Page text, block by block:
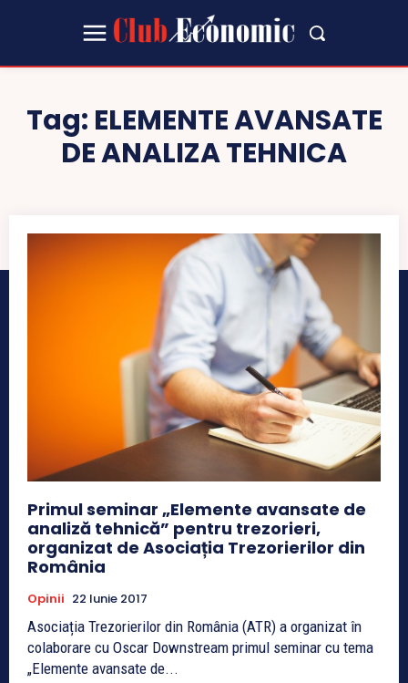
Tag: ELEMENTE AVANSATE
DE ANALIZA TEHNICA
Primul seminar „Elemente avansate de
analiză tehnică” pentru trezorieri,
organizat de Asociația Trezorierilor din
România
Opinii 22 Iunie 2017
Asociația Trezorierilor din România (ATR) a organizat în
colaborare cu Oscar Downstream primul seminar cu tema
„Elemente avansate de...